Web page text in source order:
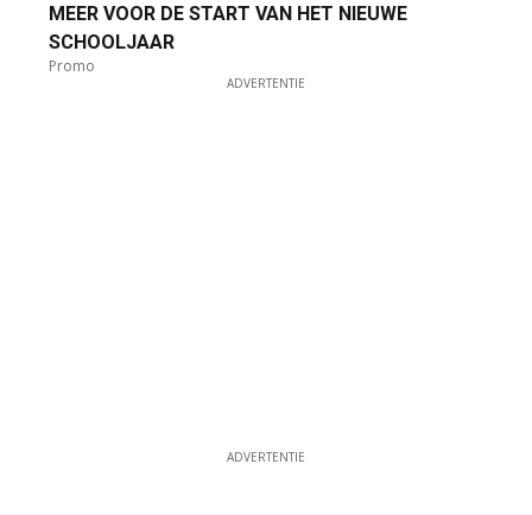
MEER VOOR DE START VAN HET NIEUWE
SCHOOLJAAR
Promo
ADVERTENTIE
ADVERTENTIE